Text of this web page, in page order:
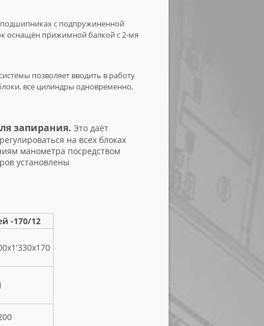
с подпружиненной
оснащён прижимной балкой с 2-мя
позволяет вводить в работу
все цилиндры одновременно,
запирания. Это даёт
на всех блоках
манометра посредством
установлены
-170/12